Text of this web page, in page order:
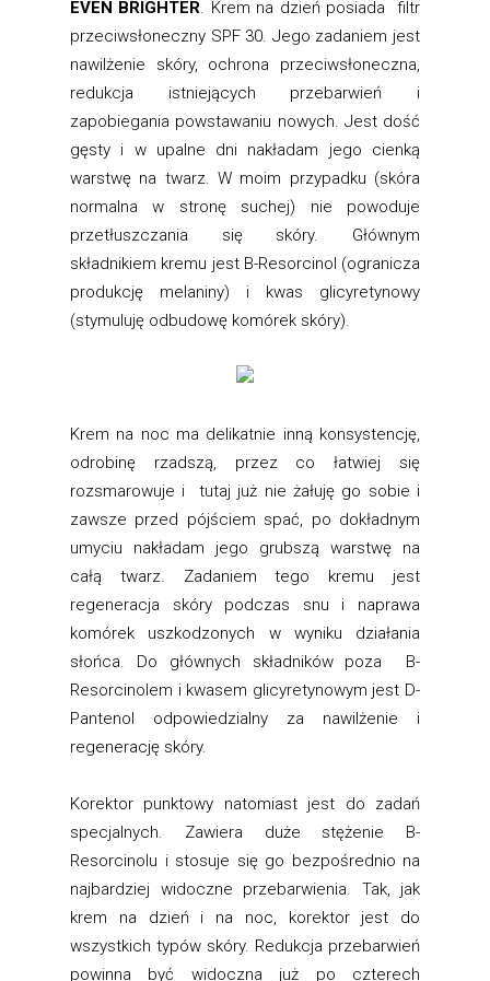
EVEN BRIGHTER. Krem na dzień posiada filtr
przeciwsłoneczny SPF 30. Jego zadaniem jest
nawilżenie skóry, ochrona przeciwsłoneczna,
redukcja istniejących przebarwień i
zapobiegania powstawaniu nowych. Jest dość
gęsty i w upalne dni nakładam jego cienką
warstwę na twarz. W moim przypadku (skóra
normalna w stronę suchej) nie powoduje
przetłuszczania się skóry. Głównym
składnikiem kremu jest B-Resorcinol (ogranicza
produkcję melaniny) i kwas glicyretynowy
(stymuluję odbudowę komórek skóry).
Krem na noc ma delikatnie inną konsystencję,
odrobinę rzadszą, przez co łatwiej się
rozsmarowuje i tutaj już nie żałuję go sobie i
zawsze przed pójściem spać, po dokładnym
umyciu nakładam jego grubszą warstwę na
całą twarz. Zadaniem tego kremu jest
regeneracja skóry podczas snu i naprawa
komórek uszkodzonych w wyniku działania
słońca. Do głównych składników poza B-
Resorcinolem i kwasem glicyretynowym jest D-
Pantenol odpowiedzialny za nawilżenie i
regenerację skóry.
Korektor punktowy natomiast jest do zadań
specjalnych. Zawiera duże stężenie B-
Resorcinolu i stosuje się go bezpośrednio na
najbardziej widoczne przebarwienia. Tak, jak
krem na dzień i na noc, korektor jest do
wszystkich typów skóry. Redukcja przebarwień
powinna być widoczna już po czterech